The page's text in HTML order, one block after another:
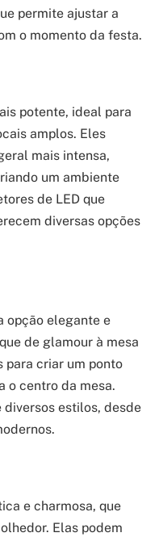
permite ajustar a
o momento da festa.
potente, ideal para
amplos. Eles
mais intensa,
um ambiente
de LED que
diversas opções
opção elegante e
de glamour à mesa
para criar um ponto
o centro da mesa.
estilos, desde
e charmosa, que
Elas podem